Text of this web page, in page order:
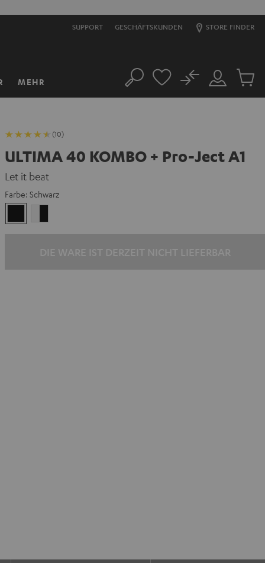
SUPPORT GESCHÄFTSKUNDEN STORE FINDER
MEHR Suche
Mein
Konto
No
Artikel
(10)
ULTIMA 40 KOMBO + Pro-Ject A1
Let it beat
Farbe: Schwarz